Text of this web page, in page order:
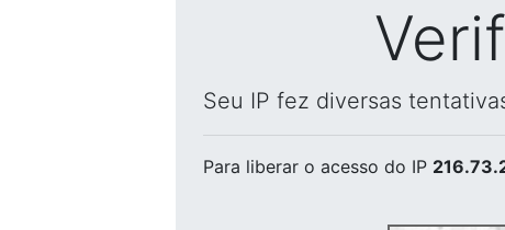
Seu IP fez diversas
Para liberar o acesso do IP